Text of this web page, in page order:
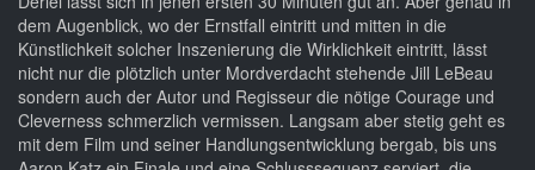
dem Augenblick, wo der Ernstfall eintritt und mitten in die
Künstlichkeit solcher Inszenierung die Wirklichkeit eintritt, lässt
nicht nur die plötzlich unter Mordverdacht stehende Jill LeBeau
sondern auch der Autor und Regisseur die nötige Courage und
Cleverness schmerzlich vermissen. Langsam aber stetig geht es
mit dem Film und seiner Handlungsentwicklung bergab, bis uns